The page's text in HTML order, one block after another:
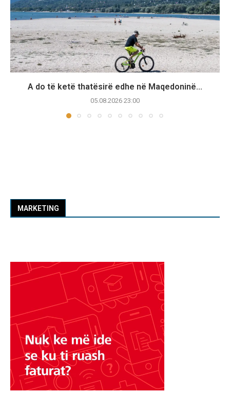
A do të ketë thatësirë edhe në Maqedoninë...
05.08.2026 23:00
MARKETING